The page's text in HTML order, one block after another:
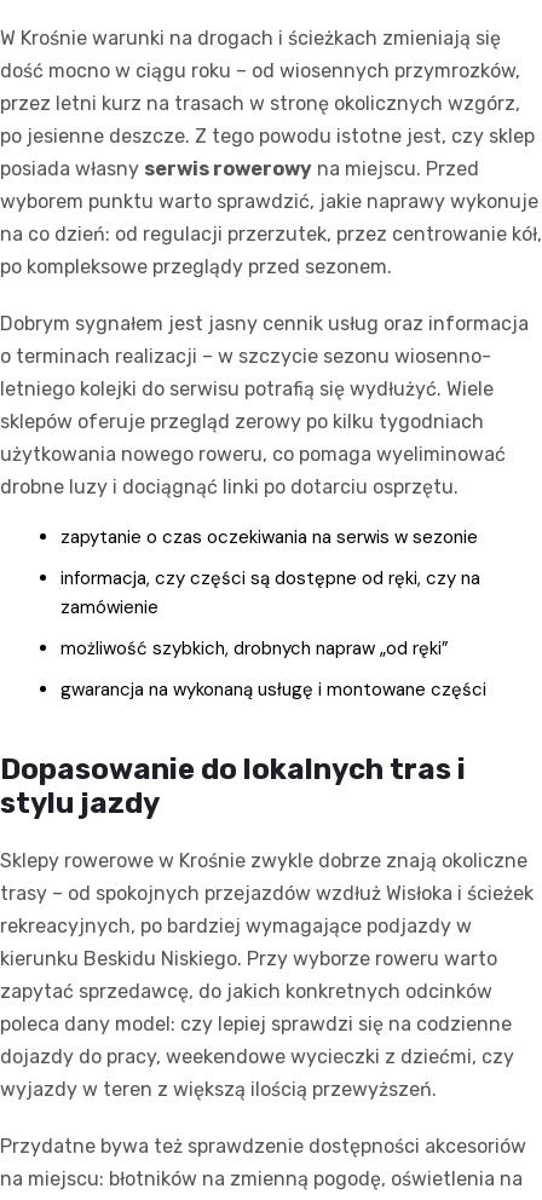
W Krośnie warunki na drogach i ścieżkach zmieniają się
dość mocno w ciągu roku – od wiosennych przymrozków,
przez letni kurz na trasach w stronę okolicznych wzgórz,
po jesienne deszcze. Z tego powodu istotne jest, czy sklep
posiada własny serwis rowerowy na miejscu. Przed
wyborem punktu warto sprawdzić, jakie naprawy wykonuje
na co dzień: od regulacji przerzutek, przez centrowanie kół,
po kompleksowe przeglądy przed sezonem.
Dobrym sygnałem jest jasny cennik usług oraz informacja
o terminach realizacji – w szczycie sezonu wiosenno-
letniego kolejki do serwisu potrafią się wydłużyć. Wiele
sklepów oferuje przegląd zerowy po kilku tygodniach
użytkowania nowego roweru, co pomaga wyeliminować
drobne luzy i dociągnąć linki po dotarciu osprzętu.
zapytanie o czas oczekiwania na serwis w sezonie
informacja, czy części są dostępne od ręki, czy na
zamówienie
możliwość szybkich, drobnych napraw „od ręki”
gwarancja na wykonaną usługę i montowane części
Dopasowanie do lokalnych tras i
stylu jazdy
Sklepy rowerowe w Krośnie zwykle dobrze znają okoliczne
trasy – od spokojnych przejazdów wzdłuż Wisłoka i ścieżek
rekreacyjnych, po bardziej wymagające podjazdy w
kierunku Beskidu Niskiego. Przy wyborze roweru warto
zapytać sprzedawcę, do jakich konkretnych odcinków
poleca dany model: czy lepiej sprawdzi się na codzienne
dojazdy do pracy, weekendowe wycieczki z dziećmi, czy
wyjazdy w teren z większą ilością przewyższeń.
Przydatne bywa też sprawdzenie dostępności akcesoriów
na miejscu: błotników na zmienną pogodę, oświetlenia na